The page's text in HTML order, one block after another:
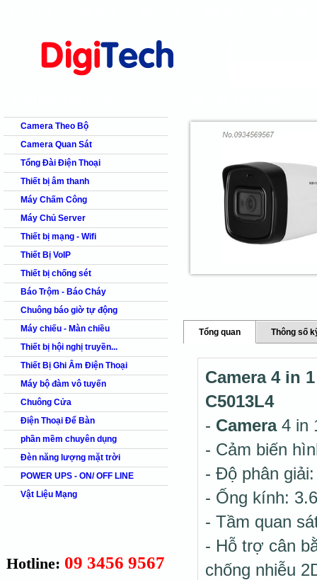
products
Camera Theo Bộ
Camera Quan Sát
Tổng Đài Điện Thoại
Thiết bị âm thanh
Máy Chấm Công
Máy Chủ Server
Thiết bị mạng - Wifi
Thiết Bị VoIP
Thiết bị chống sét
Báo Trộm - Báo Cháy
Chuông báo giờ tự động
Máy chiếu - Màn chiều
Thiết bị hội nghị truyền...
Thiết Bị Ghi Âm Điện Thoại
Máy bộ đàm vô tuyến
Chuông Cửa
Điện Thoại Để Bàn
phần mềm chuyên dụng
Đèn năng lượng mặt trời
POWER UPS - ON/ OFF LINE
Vật Liệu Mạng
Hotline: 09 3456 9567
Tổng quan Thông số
Camera 4 in
C5013L4
- Camera 4 in
- Cảm biến
- Độ phân
- Ống kính:
- Tầm quan
- Hỗ trợ cân
chống nhiễu